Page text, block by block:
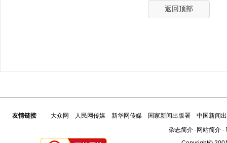
返回顶部
友情链接 大众网 人民网传媒 新华网传媒 国家新闻出版署
中国新闻
杂志简介-网站简介-